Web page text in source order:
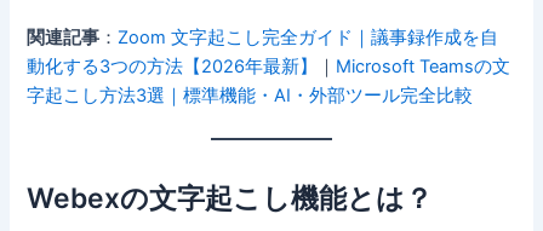
関連記事 ： Zoom 文字起こし完全ガイド｜議事録作成を自
動化する3つの方法【2026年最新】
｜ Microsoft Teamsの文
字起こし方法3選｜標準機能・AI・外部ツール完全比較
Webexの文字起こし機能とは？